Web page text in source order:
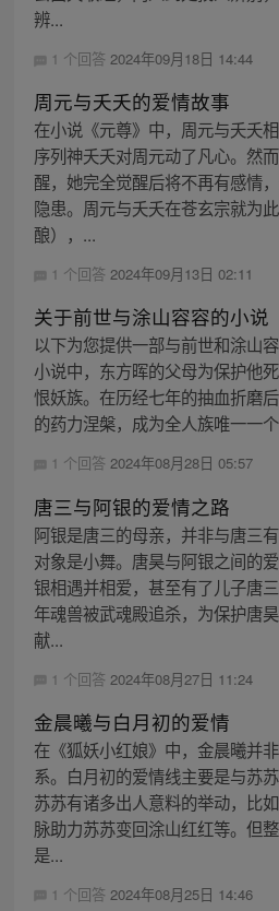
辨...
1 个回答 2024年09月18日 14:44
周元与夭夭的爱情故事
在小说《元尊》中，周元与夭夭
序列神夭夭对周元动了凡心。然
醒，她完全觉醒后将不再有感情
隐患。周元与夭夭在苍玄宗就为
酿），...
1 个回答 2024年09月13日 02:11
关于前世与涂山容容的小说
以下为您提供一部与前世和涂山
小说中，东方晖的父母为保护他
恨妖族。在历经七年的抽血折磨
的药力涅槃，成为全人族唯一一
1 个回答 2024年08月28日 05:57
唐三与阿银的爱情之路
阿银是唐三的母亲，并非与唐三
对象是小舞。唐昊与阿银之间的
银相遇并相爱，甚至有了儿子唐
年魂兽被武魂殿追杀，为保护唐
献...
1 个回答 2024年08月27日 11:24
金晨曦与白月初的爱情
在《狐妖小红娘》中，金晨曦并
系。白月初的爱情线主要是与苏
苏苏有诸多出人意料的举动，比
脉助力苏苏变回涂山红红等。但
是...
1 个回答 2024年08月25日 14:46